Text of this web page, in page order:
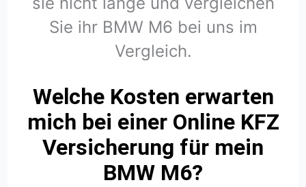
Sie ihr BMW M6 bei uns im
Vergleich.
Welche Kosten erwarten
mich bei einer Online KFZ
Versicherung für mein
BMW M6?